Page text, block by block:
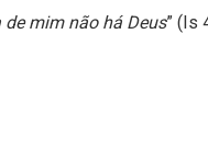
de mim não há Deus” (Is